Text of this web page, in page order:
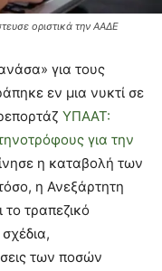
οριστικά την ΑΑΔΕ
για τους
εν μια νυκτί σε
ΥΠΑΑΤ:
για την
η καταβολή των
η Ανεξάρτητη
τραπεζικό
των ποσών